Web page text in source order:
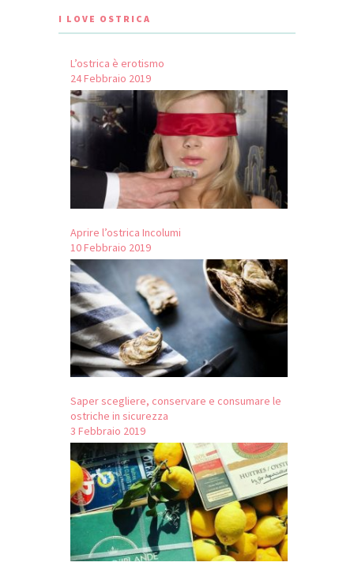
I LOVE OSTRICA
L’ostrica è erotismo
24 Febbraio 2019
Aprire l’ostrica Incolumi
10 Febbraio 2019
Saper scegliere, conservare e consumare le
ostriche in sicurezza
3 Febbraio 2019